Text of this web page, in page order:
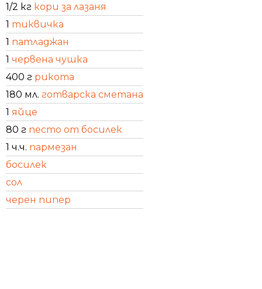
1/2 кг кори за лазаня
1 тиквичка
1 патладжан
1 червена чушка
400 г рикота
180 мл. готварска сметана
1 яйце
80 г песто от босилек
1 ч.ч. пармезан
босилек
сол
черен пипер